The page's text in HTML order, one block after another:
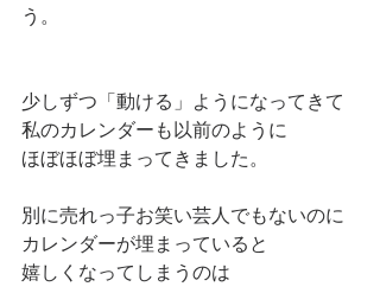
う。
少しずつ「動ける」ようになってきて
私のカレンダーも以前のように
ほぼほぼ埋まってきました。
別に売れっ子お笑い芸人でもないのに
カレンダーが埋まっていると
嬉しくなってしまうのは